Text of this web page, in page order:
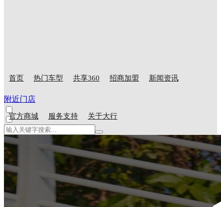
首页 热门车型 共享360 招商加盟 新闻资讯
官方商城 服务支持 关于大行
附近门店